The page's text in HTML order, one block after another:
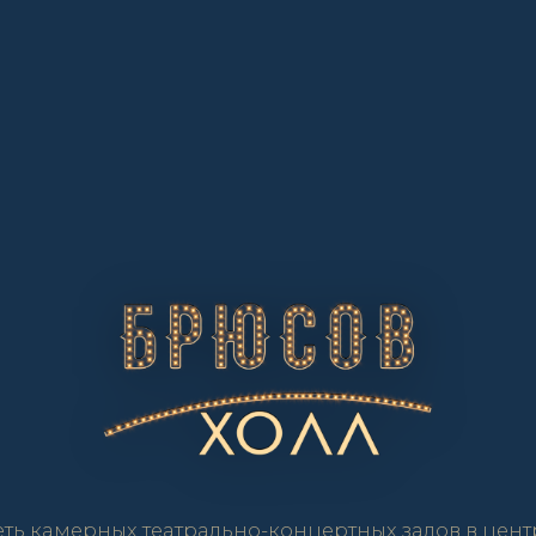
камерных театрально-концертных залов в